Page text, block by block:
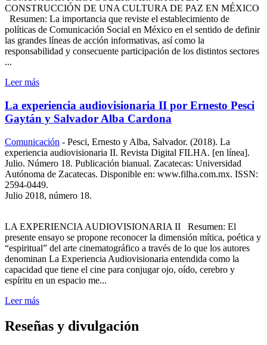
CONSTRUCCIÓN DE UNA CULTURA DE PAZ EN MÉXICO
Resumen: La importancia que reviste el establecimiento de
políticas de Comunicación Social en México en el sentido de definir
las grandes líneas de acción informativas, así como la
responsabilidad y consecuente participación de los distintos sectores
...
Leer más
La experiencia audiovisionaria II por Ernesto Pesci
Gaytán y Salvador Alba Cardona
Comunicación - Pesci, Ernesto y Alba, Salvador. (2018). La
experiencia audiovisionaria II. Revista Digital FILHA. [en línea].
Julio. Número 18. Publicación bianual. Zacatecas: Universidad
Autónoma de Zacatecas. Disponible en: www.filha.com.mx. ISSN:
2594-0449.
Julio 2018, número 18.
LA EXPERIENCIA AUDIOVISIONARIA II Resumen: El
presente ensayo se propone reconocer la dimensión mítica, poética y
“espiritual” del arte cinematográfico a través de lo que los autores
denominan La Experiencia Audiovisionaria entendida como la
capacidad que tiene el cine para conjugar ojo, oído, cerebro y
espíritu en un espacio me...
Leer más
Reseñas y divulgación